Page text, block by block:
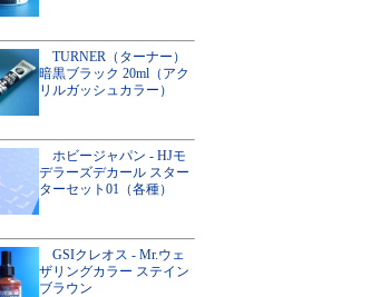
TURNER（ターナー）
暗黒ブラック 20ml（アク
リルガッシュカラー）
ホビージャパン - HJモ
デラーズデカール スター
ターセット01（各種）
GSIクレオス - Mr.ウェ
ザリングカラー ステイン
ブラウン